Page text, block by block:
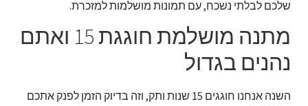
שלכם לבלתי נשכח, עם תמונות מושלמות למזכרת.
מתנה מושלמת חוגגת 15 ואתם
נהנים בגדול
השנה אנחנו חוגגים 15 שנות ותק, וזה בדיוק הזמן לפנק אתכם